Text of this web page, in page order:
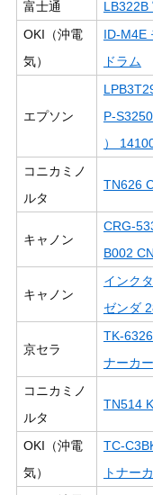
富士通 LB322B
OKI（沖電
気）
ID-M4E
ドラム
エプソン
P-
）
コニカミノ
ルタ
TN626
キャノン
CRG-
B002
キャノン
インク
ゼンダ
京セラ
TK-
ナーカ
コニカミノ
ルタ
TN514
OKI（沖電
気）
TC-
トナー